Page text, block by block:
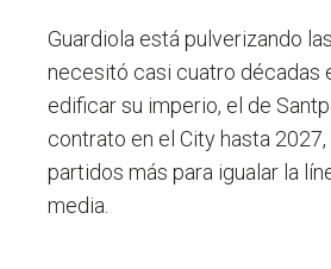
Guardiola está pulverizando
necesitó casi cuatro décadas
edificar su imperio, el de
contrato en el City hasta
partidos más para igualar la
media.